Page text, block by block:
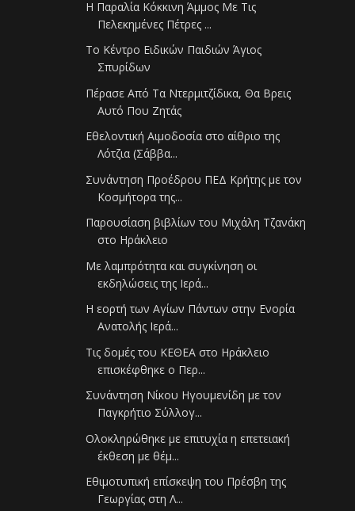
Η Παραλία Κόκκινη Άμμος Με Τις
Πελεκημένες Πέτρες ...
Το Κέντρο Ειδικών Παιδιών Άγιος
Σπυρίδων
Πέρασε Από Τα Ντερμιτζίδικα, Θα Βρεις
Αυτό Που Ζητάς
Εθελοντική Αιμοδοσία στο αίθριο της
Λότζια (Σάββα...
Συνάντηση Προέδρου ΠΕΔ Κρήτης με τον
Κοσμήτορα της...
Παρουσίαση βιβλίων του Μιχάλη Τζανάκη
στο Ηράκλειο
Με λαμπρότητα και συγκίνηση οι
εκδηλώσεις της Ιερά...
Η εορτή των Αγίων Πάντων στην Ενορία
Ανατολής Ιερά...
Τις δομές του ΚΕΘΕΑ στο Ηράκλειο
επισκέφθηκε ο Περ...
Συνάντηση Νίκου Ηγουμενίδη με τον
Παγκρήτιο Σύλλογ...
Ολοκληρώθηκε με επιτυχία η επετειακή
έκθεση με θέμ...
Εθιμοτυπική επίσκεψη του Πρέσβη της
Γεωργίας στη Λ...